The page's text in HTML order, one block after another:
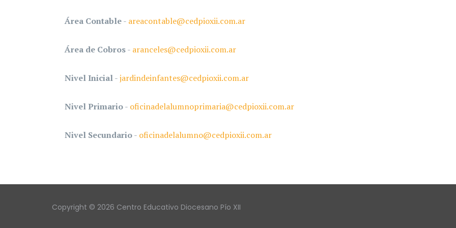
Área Contable- areacontable@cedpioxii.com.ar
Área de Cobros- aranceles@cedpioxii.com.ar
Nivel Inicial-jardindeinfantes@cedpioxii.com.ar
Nivel Primario- oficinadelalumnoprimaria@cedpioxii.com.ar
Nivel Secundario- oficinadelalumno@cedpioxii.com.ar
Copyright © 2026 Centro Educativo Diocesano Pío XII